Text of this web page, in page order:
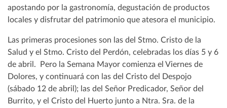
apostando por la gastronomía, degustación de productos
locales y disfrutar del patrimonio que atesora el municipio.
Las primeras procesiones son las del Stmo. Cristo de la
Salud y el Stmo. Cristo del Perdón, celebradas los días 5 y 6
de abril. Pero la Semana Mayor comienza el Viernes de
Dolores, y continuará con las del Cristo del Despojo
(sábado 12 de abril); las del Señor Predicador, Señor del
Burrito, y el Cristo del Huerto junto a Ntra. Sra. de la